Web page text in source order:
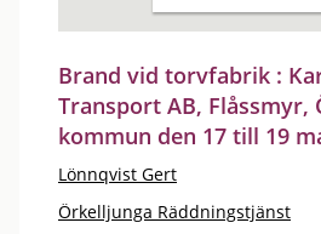
Brand vid torvfabrik :
Transport AB, Flåssmyr,
kommun den 17 till 19
Lönnqvist Gert
Örkelljunga Räddningstjänst